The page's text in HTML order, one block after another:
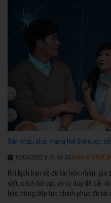
Sân khấu phải mang hơi thở cuộc
12/04/2022 8:01:58 SA
Khi kịch bản về đề tài hôn nhân,
viết, cách bố cục và tư duy dễ dãi
hào hứng tiếp tục chinh phục đề tài
Xem chi tiết